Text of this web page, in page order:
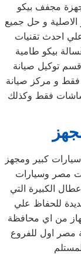
مجفف بيكو
و حل جميع
احدث تقنيات
بيكو طامية
توكيل صيانة
و مركز صيانة
فقط وكذلك
كبير ومجهز
مصر وسيارات
الكبيرة التي
للحفاظ علي
من اي محافظة
مصر اول للفروع